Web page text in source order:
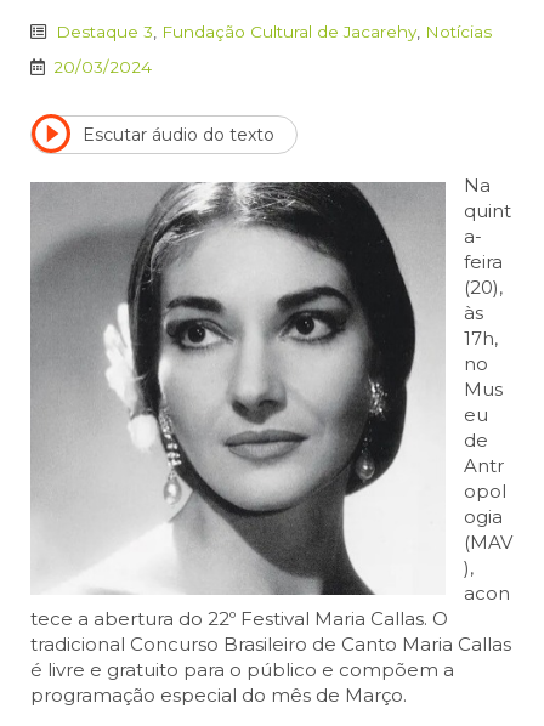
Destaque 3 Fundação Cultural de Jacarehy Notícias
20/03/2024
Escutar áudio do texto
Na
quint
a-
feira
(20),
às
17h,
no
Mus
eu
de
Antr
opol
ogia
(MAV
),
acon
tece a abertura do 22º Festival Maria Callas. O
tradicional Concurso Brasileiro de Canto Maria Callas
é livre e gratuito para o público e compõem a
programação especial do mês de Março.